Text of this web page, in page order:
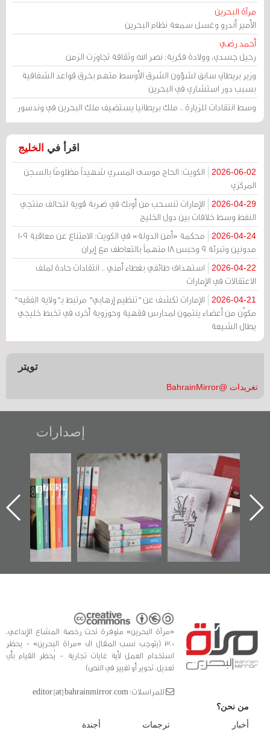
مرآة البحرين
الأمير أندرو وغسل سمعة نظام البحرين
أحمد رضي
رحيل جسدي، وولادة فكرية: نصر الله وثقافة تجاوزت الزمن
وزير بريطاني سابق لشؤون الشرق الأوسط متهم بخرق قواعد الشفافية
بسبب دور استشاري في البحرين
وسط انتقادات للزيارة .. ملك بريطانيا يستضيف ملك البحرين في وندسور
اقرأ في الخليج
2026-06-02
الكويت: الحاج موسى المسري شهيداً مظلومًا بالسجن
المركزي
2026-04-29
الإمارات تنسحب من أوبك في ضربة قوية لتحالف منتجي
النفط وسط خلافات بين دول الخليج
2026-04-24
محكمة «أمن الدولة» في الكويت: الامتناع عن معاقبة 109
مدونين وتبرئة 9 وحبس 18 متهماً بالتعاطف مع إيران
2026-04-22
استهداف طائفي بغطاء أمني .. انتقادات حادة لملف
الاعتقالات في الإمارات
2026-04-21
الإمارات تكشف عن "تنظيم إرهابي" مرتبط بـ"ولاية الفقيه"
مكوّن من أعضاء ينتمون لمدارس فقهية وحوزوية أخرى في تخبط خليجي
يطال الشيعة
تويتر
تغريدات @BahrainMirror
إصدارات
"حماة الباب الأخير":
الإصدار الأول عن
اعتصام الدراز
وأحداث ساحة
الفداء لمركز أوال
للدراسات والتوثيق
تصنيف موضوعي
للوثائق البريطانية
يقدمه «مركز أوال»
في سلسلة من 5
كتب
تصدر حصاد
الساحات 2019
«مرآة البحرين» متوفرة تحت رخصة المشاع الإبداعي،
3.0 (يتوجب نسب المقال الى «مراة البحرين» - يحظر
استخدام العمل لأية غايات تجارية - يُحظر القيام بأي
تعديل، تحوير أو تغيير في النص)
للمراسلات: editor [at] bahrainmirror.com
من نحن؟
أخبار
ترجمات أجندة